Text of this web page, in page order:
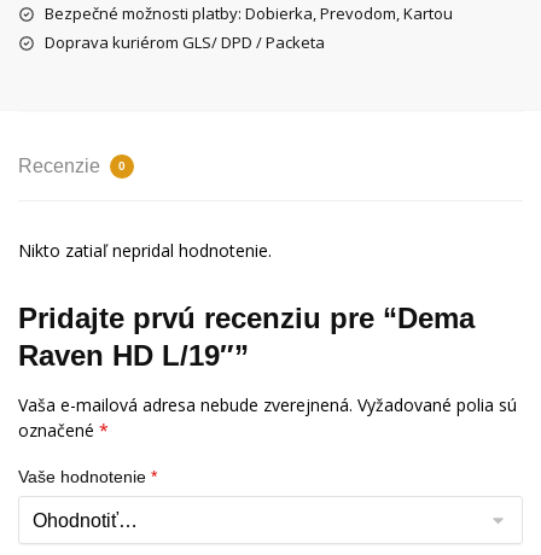
Bezpečné možnosti platby: Dobierka, Prevodom, Kartou
Doprava kuriérom GLS/ DPD / Packeta
Recenzie 0
Nikto zatiaľ nepridal hodnotenie.
Pridajte prvú recenziu pre “Dema
Raven HD L/19″”
Vaša e-mailová adresa nebude zverejnená. Vyžadované polia sú
označené *
Vaše hodnotenie *